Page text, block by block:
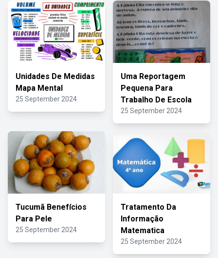
Unidades De Medidas
Mapa Mental
25 September 2024
Uma Reportagem
Pequena Para
Trabalho De Escola
25 September 2024
Tucumã Benefícios
Para Pele
25 September 2024
Tratamento Da
Informação
Matematica
25 September 2024